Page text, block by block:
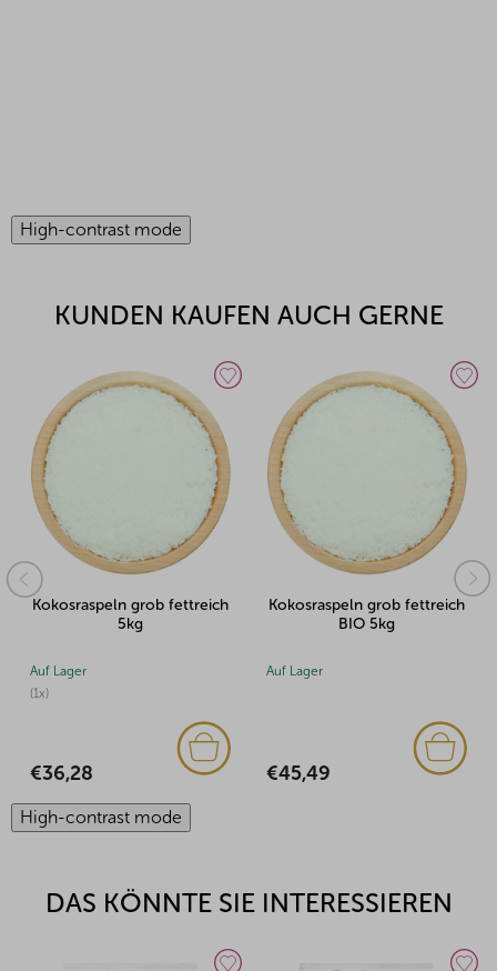
High-contrast mode
KUNDEN KAUFEN AUCH GERNE
Kokosraspeln grob fettreich
5kg
(1x)
Auf Lager
€36,28
Kokosraspeln grob fettreich
BIO 5kg
Auf Lager
€45,49
High-contrast mode
DAS KÖNNTE SIE INTERESSIEREN